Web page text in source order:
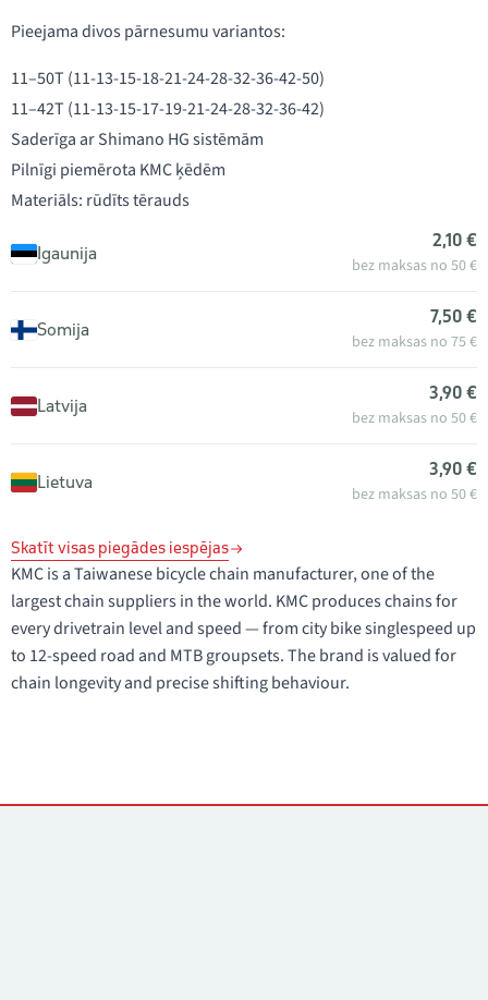
Pieejama divos pārnesumu variantos:
11–50T (11-13-15-18-21-24-28-32-36-42-50)
11–42T (11-13-15-17-19-21-24-28-32-36-42)
Saderīga ar Shimano HG sistēmām
Pilnīgi piemērota KMC ķēdēm
Materiāls: rūdīts tērauds
Igaunija
2,10 €
bez maksas no 50 €
Somija
7,50 €
bez maksas no 75 €
Latvija
3,90 €
bez maksas no 50 €
Lietuva
3,90 €
bez maksas no 50 €
Skatīt visas piegādes iespējas
KMC is a Taiwanese bicycle chain manufacturer, one of the
largest chain suppliers in the world. KMC produces chains for
every drivetrain level and speed — from city bike singlespeed up
to 12-speed road and MTB groupsets. The brand is valued for
chain longevity and precise shifting behaviour.